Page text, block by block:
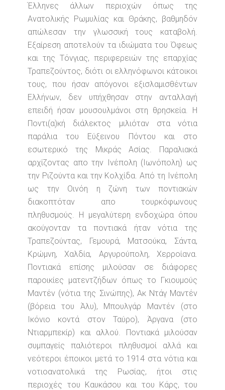
Έλληνες άλλων περιοχών όπως της
Ανατολικής Ρωμυλίας και Θράκης, βαθμηδόν
απώλεσαν την γλωσσική τους καταβολή.
Εξαίρεση αποτελούν τα ιδιώματα του Όφεως
και της Τόνγιας, περιφερειών της επαρχίας
Τραπεζούντος, διότι οι ελληνόφωνοι κάτοικοι
τους, που ήσαν απόγονοι εξισλαμισθέντων
Ελλήνων, δεν υπήχθησαν στην ανταλλαγή
επειδή ήσαν μουσουλμάνοι στη θρησκεία. Η
Ποντι(α)κή διάλεκτος μιλιόταν στα νότια
παράλια του Εύξεινου Πόντου και στο
εσωτερικό της Μικράς Ασίας. Παραλιακά
αρχίζοντας απο την Ινέπολη (Ιωνόπολη) ως
την Ριζούντα και την Κολχίδα. Από τη Ινέπολη
ως την Οινόη η ζώνη των ποντιακών
διακοπτόταν απο τουρκόφωνους
πληθυσμούς. Η μεγαλύτερη ενδοχώρα όπου
ακούγονταν τα ποντιακά ήταν νότια της
Τραπεζούντας, Γεμουρά, Ματσούκα, Σάντα,
Κρώμνη, Χαλδία, Αργυρούπολη, Χερροίανα.
Ποντιακά επίσης μιλούσαν σε διάφορες
παροικίες ματεντζήδων όπως το Γκιουμούς
Mαντέν (νότια της Σινώπης), Ακ Ντάγ Μαντέν
(βόρεια του Άλυ), Μπουλγάρ Μαντέν (στο
Ικόνιο κοντά στον Ταύρο), Άργανα (στο
Ντιαρμπεκίρ) και αλλού. Ποντιακά μιλούσαν
συμπαγείς παλιότεροι πληθυσμοί αλλά και
νεότεροι έποικοι μετά το 1914 στα νότια και
νοτιοανατολικά της Ρωσίας, ήτοι στις
περιοχές του Καυκάσου και του Κάρς, του